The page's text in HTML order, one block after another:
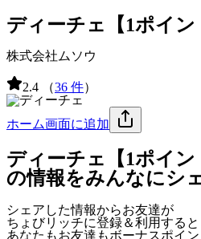
ディーチェ【1ポイン
株式会社ムソウ
2.4 （36 件）
ホーム画面に追加
ディーチェ【1ポイン
の情報をみんなにシ
シェアした情報からお友達が
ちょびリッチに登録＆利用すると
あなたもお友達もボーナスポイン